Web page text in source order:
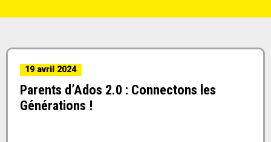
19 avril 2024
Parents d’Ados 2.0 : Connectons les
Générations !